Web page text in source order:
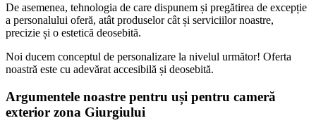
De asemenea, tehnologia de care dispunem și pregătirea de excepție
a personalului oferă, atât produselor cât și serviciilor noastre,
precizie și o estetică deosebită.
Noi ducem conceptul de personalizare la nivelul următor! Oferta
noastră este cu adevărat accesibilă și deosebită.
Argumentele noastre pentru uși pentru cameră
exterior zona Giurgiului